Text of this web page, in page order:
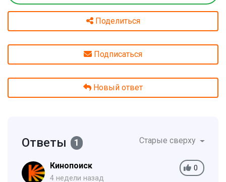
Поделиться
Подписаться
Новый ответ
Ответы 1 Старые сверху
0
Кинопоиск
4 недели назад